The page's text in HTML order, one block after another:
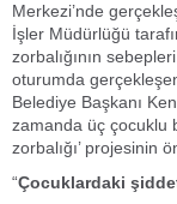
Merkezi’nde
İşler Müdürlüğü
zorbalığının
oturumda
Belediye Başkanı
zamanda üç çocuklu
zorbalığı’ projesinin
“Çocuklardaki